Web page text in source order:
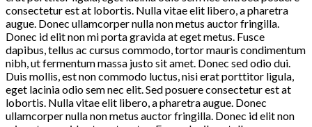
consectetur est at lobortis. Nulla vitae elit libero, a pharetra
augue. Donec ullamcorper nulla non metus auctor fringilla.
Donec id elit non mi porta gravida at eget metus. Fusce
dapibus, tellus ac cursus commodo, tortor mauris condimentum
nibh, ut fermentum massa justo sit amet. Donec sed odio dui.
Duis mollis, est non commodo luctus, nisi erat porttitor ligula,
eget lacinia odio sem nec elit. Sed posuere consectetur est at
lobortis. Nulla vitae elit libero, a pharetra augue. Donec
ullamcorper nulla non metus auctor fringilla. Donec id elit non